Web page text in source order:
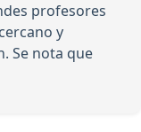
profesores
y
Se nota que